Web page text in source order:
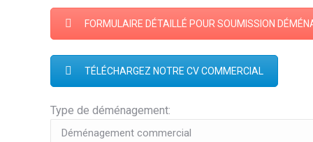
FORMULAIRE DÉTAILLÉ POUR SOUMISSION
TÉLÉCHARGEZ NOTRE CV COMMERCIAL
Type de déménagement: